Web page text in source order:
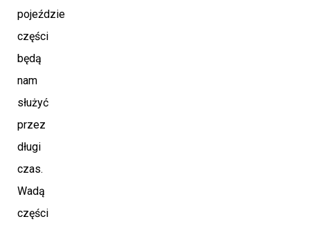
pojeździe
części
będą
nam
służyć
przez
długi
czas.
Wadą
części